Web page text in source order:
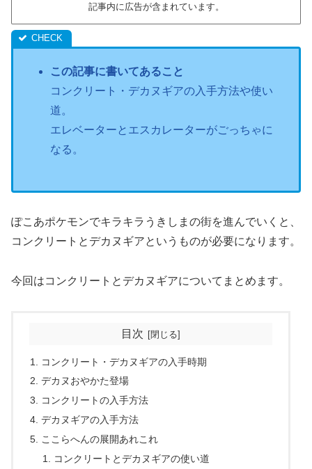
記事内に広告が含まれています。
この記事に書いてあること
コンクリート・デカヌギアの入手方法や使い
道。
エレベーターとエスカレーターがごっちゃに
なる。
ぽこあポケモンでキラキラうきしまの街を進んでいくと、
コンクリートとデカヌギアというものが必要になります。
今回はコンクリートとデカヌギアについてまとめます。
目次
コンクリート・デカヌギアの入手時期
デカヌおやかた登場
コンクリートの入手方法
デカヌギアの入手方法
ここらへんの展開あれこれ
コンクリートとデカヌギアの使い道